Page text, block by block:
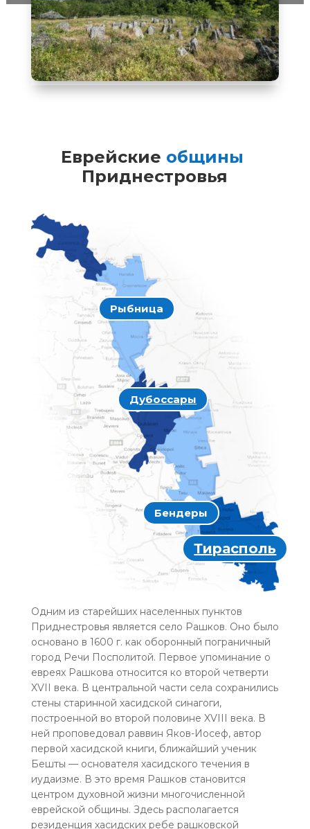
Еврейские общины
Приднестровья
Тирасполь
Бендеры
Дубоссары
Рыбница
Одним из старейших населенных пунктов
Приднестровья является село Рашков. Оно было
основано в 1600 г. как оборонный пограничный
город Речи Посполитой. Первое упоминание о
евреях Рашкова относится ко второй четверти
XVII века. В центральной части села сохранились
стены старинной хасидской синагоги,
построенной во второй половине XVIII века. В
ней проповедовал раввин Яков-Иосеф, автор
первой хасидской книги, ближайший ученик
Бешты — основателя хасидского течения в
иудаизме. В это время Рашков становится
центром духовной жизни многочисленной
еврейской общины. Здесь располагается
резиденция хасидских ребе рашковской